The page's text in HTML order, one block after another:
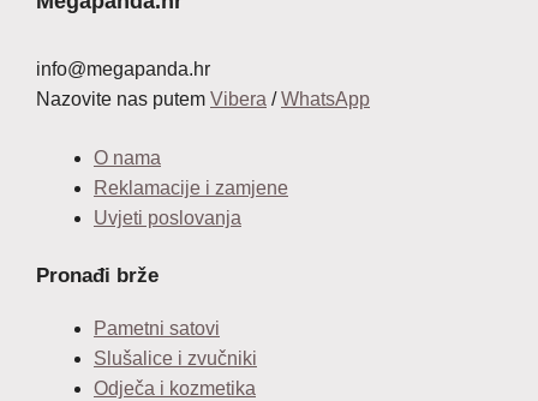
info@megapanda.hr
Nazovite nas putem Vibera /WhatsApp
O nama
Reklamacije i zamjene
Uvjeti poslovanja
Pronađi brže
Pametni satovi
Slušalice i zvučniki
Odječa i kozmetika